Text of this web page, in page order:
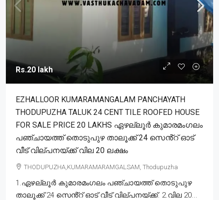
Rs.20 lakh
EZHALLOOR KUMARAMANGALAM PANCHAYATH
THODUPUZHA TALUK 24 CENT TILE ROOFED HOUSE
FOR SALE PRICE 20 LAKHS ഏഴല്ലൂർ കുമാരമംഗലം
പഞ്ചായത്ത് തൊടുപുഴ താലൂക്ക് 24 സെൻ്റ് ഓട്
വീട് വില്പനയ്ക്ക് വില 20 ലക്ഷം
THODUPUZHA,KUMARAMARAMGALSAM, Thodupuzha
1.ഏഴല്ലൂർ കുമാരമംഗലം പഞ്ചായത്ത് തൊടുപുഴ
താലൂക്ക് 24 സെൻ്റ് ഓട് വീട് വില്പനയ്ക്ക്. 2.വില 20...